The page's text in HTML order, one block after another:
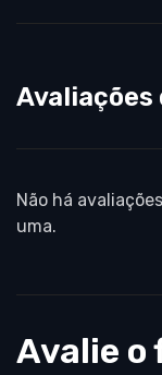
Avaliações
Não há
uma.
Avalie o